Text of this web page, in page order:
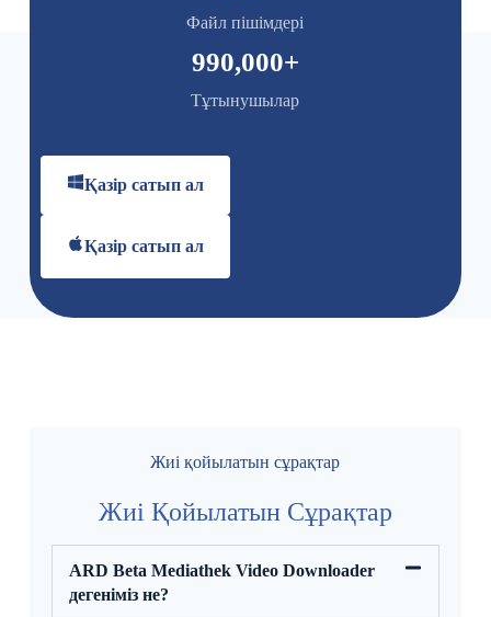
Файл пішімдері
Тұтынушылар
990,000+
Қазір сатып ал
Қазір сатып ал
Жиі қойылатын сұрақтар
Жиі Қойылатын Сұрақтар
ARD Beta Mediathek Video Downloader
дегеніміз не?